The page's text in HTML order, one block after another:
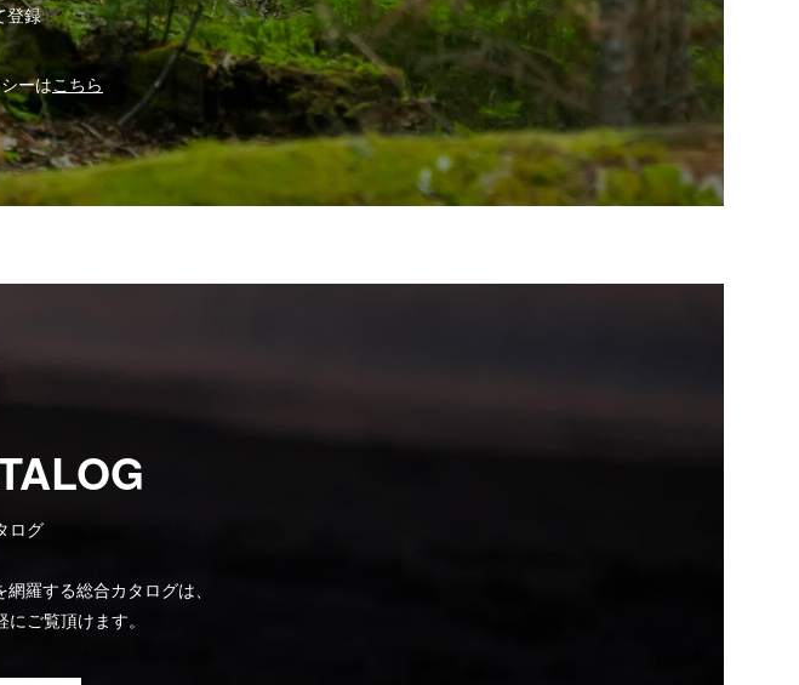
登録
ーはこちら
ログ
羅する総合カタログは、
ご覧頂けます。